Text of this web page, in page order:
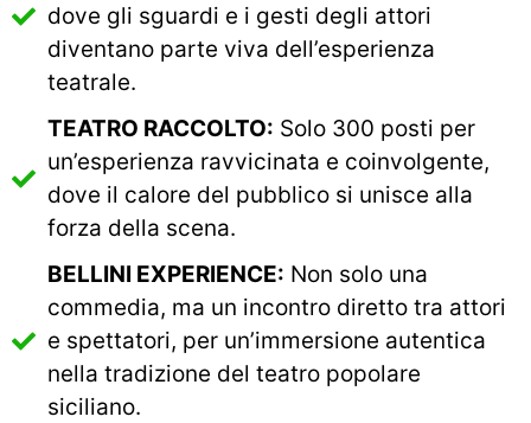
dove gli sguardi e i gesti degli attori
diventano parte viva dell’esperienza
teatrale.
TEATRO RACCOLTO: Solo 300 posti per
un’esperienza ravvicinata e coinvolgente,
dove il calore del pubblico si unisce alla
forza della scena.
BELLINI EXPERIENCE: Non solo una
commedia, ma un incontro diretto tra attori
e spettatori, per un’immersione autentica
nella tradizione del teatro popolare
siciliano.